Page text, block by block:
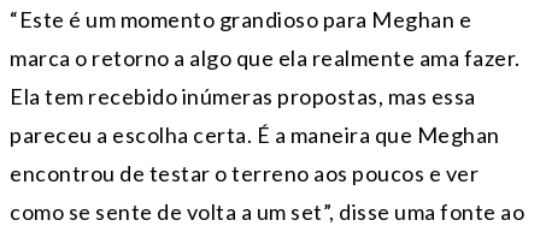
“Este é um momento grandioso para Meghan e
marca o retorno a algo que ela realmente ama fazer.
Ela tem recebido inúmeras propostas, mas essa
pareceu a escolha certa. É a maneira que Meghan
encontrou de testar o terreno aos poucos e ver
como se sente de volta a um set”, disse uma fonte ao